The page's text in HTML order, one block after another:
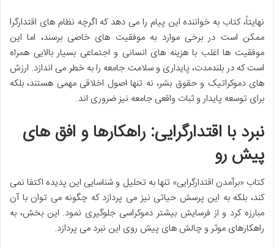
نهایتاً، کتاب به خواننده این پیام را می دهد که اگرچه نظام های اقتدارگرا
ممکن است در برخی موارد به موفقیت های خاصی برسند، اما این
موفقیت ها اغلب با هزینه های انسانی و اجتماعی بسیار بالایی همراه
است که در بلندمدت، پایداری و سلامت جامعه را به خطر می اندازد. ارزش
های دموکراتیک و حقوق بشر، نه تنها اصول اخلاقی مهمی هستند، بلکه
برای توسعه پایدار و ثبات واقعی جامعه نیز ضروری اند.
نبرد با اقتدارگرایی: راهکارها و افق های
پیش رو
کتاب «برآمدن اقتدارگرایی» تنها به تحلیل و شناسایی این پدیده اکتفا نمی
کند، بلکه به این پرسش حیاتی نیز می پردازد که چگونه می توان با آن
مبارزه کرد و از فرسایش بیشتر دموکراسی جلوگیری نمود. این بخش، به
راهکارهای موثر و چالش های پیش روی این نبرد می پردازد.